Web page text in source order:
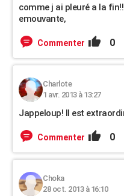
comme j ai pleuré a la
emouvante,
Commenter 0
Charlote
1 avr. 2013 à 13:27
Jappeloup! Il est
Commenter 0
Choka
28 oct. 2013 à 16:10